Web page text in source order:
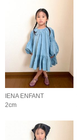
IENA ENFANT
2cm